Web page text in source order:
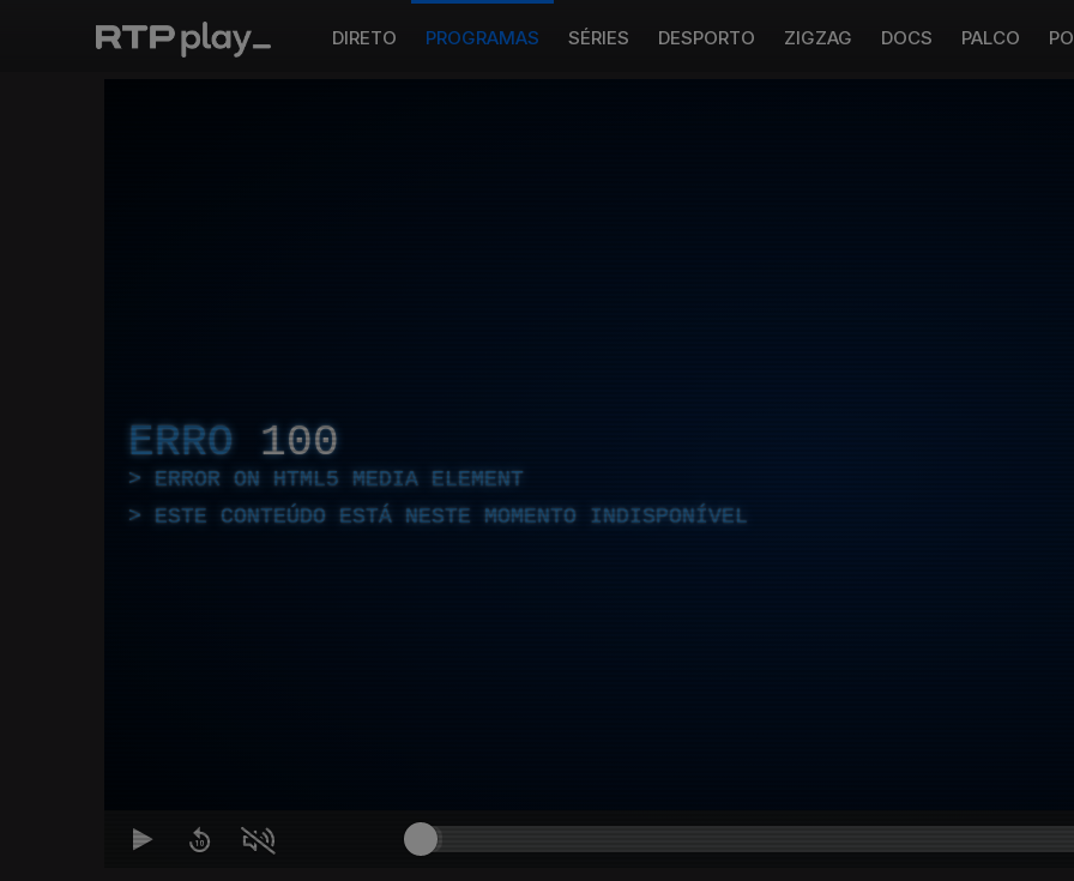
DIRETO PROGRAMAS SÉRIES DESPORTO ZIGZAG DOCS PALCO
ERRO 100
ERROR ON HTML5 MEDIA ELEMENT
ESTE CONTEÚDO ESTÁ NESTE MOMENTO INDISPONÍVEL